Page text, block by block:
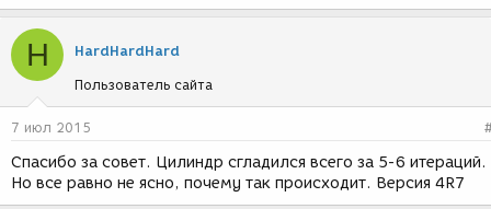
H HardHardHard
Пользователь сайта
7 июл 2015
Спасибо за совет. Цилиндр сгладился всего за 5-6 итераций.
Но все равно не ясно, почему так происходит. Версия 4R7